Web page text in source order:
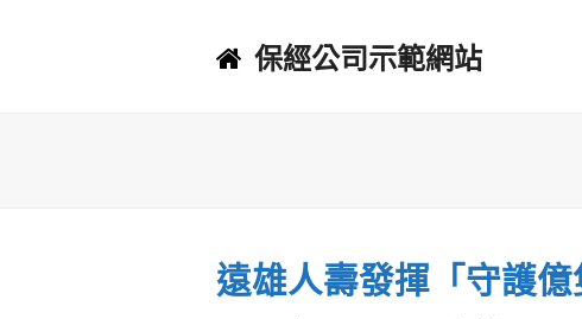
保經公司示範網站
遠雄人壽發揮「守護